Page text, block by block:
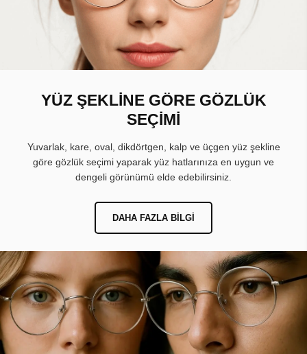
YÜZ ŞEKLİNE GÖRE GÖZLÜK
SEÇİMİ
Yuvarlak, kare, oval, dikdörtgen, kalp ve üçgen yüz şekline
göre gözlük seçimi yaparak yüz hatlarınıza en uygun ve
dengeli görünümü elde edebilirsiniz.
DAHA FAZLA BILGI